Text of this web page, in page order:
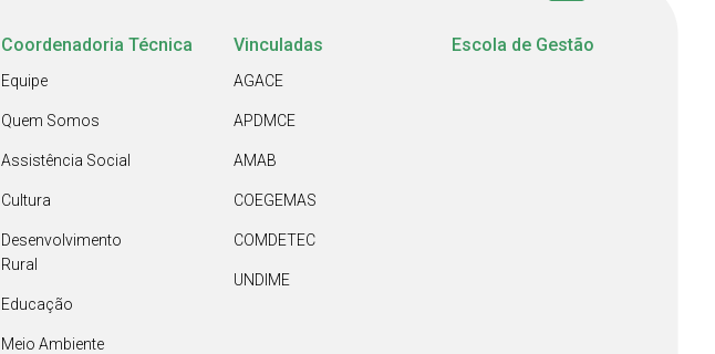
Coordenadoria Técnica
Equipe
Quem Somos
Assistência Social
Cultura
Desenvolvimento
Rural
Educação
Meio Ambiente
Vinculadas
AGACE
APDMCE
AMAB
COEGEMAS
COMDETEC
UNDIME
Escola de Gestão